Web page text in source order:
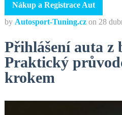
Nákup a Registrace Aut
by Autosport-Tuning.cz on 28
Přihlášení auta z
Praktický
krokem